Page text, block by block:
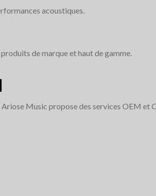
acoustiques.
de marque et haut de gamme.
Ariose Music propose des services OEM et